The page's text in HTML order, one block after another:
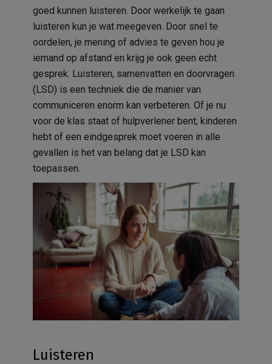
goed kunnen luisteren. Door werkelijk te gaan
luisteren kun je wat meegeven. Door snel te
oordelen, je mening of advies te geven hou je
iemand op afstand en krijg je ook geen echt
gesprek. Luisteren, samenvatten en doorvragen
(LSD) is een techniek die de manier van
communiceren enorm kan verbeteren. Of je nu
voor de klas staat of hulpverlener bent, kinderen
hebt of een eindgesprek moet voeren in alle
gevallen is het van belang dat je LSD kan
toepassen.
Luisteren